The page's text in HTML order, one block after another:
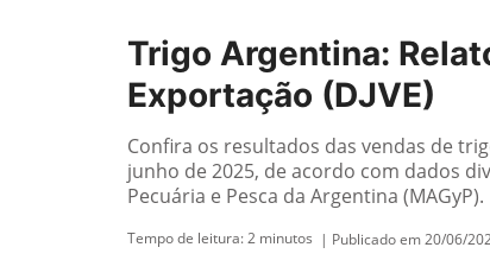
Trigo Argentina:
Exportação (DJVE)
Confira os resultados das vendas de
junho de 2025, de acordo com dados
Pecuária e Pesca da Argentina (MAGyP).
Tempo de leitura:2 minutos | Publicado em 20/06/